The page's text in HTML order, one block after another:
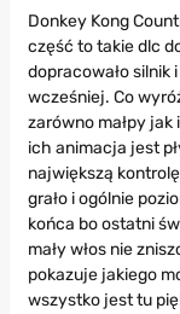
Donkey Kong
część to takie dlc
dopracowało silnik
wcześniej. Co
zarówno małpy
ich animacja jest
największą
grało i ogólnie
końca bo ostatni
mały włos nie
pokazuje jakiego
wszystko jest tu